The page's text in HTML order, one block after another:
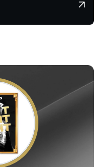
০.৫৮%
১.৩৫%